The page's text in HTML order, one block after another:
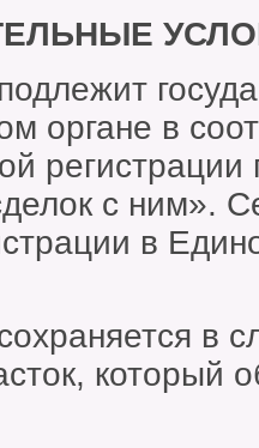
органе в
с ним».
в
в
который